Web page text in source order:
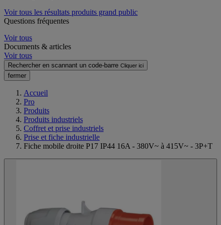
Voir tous les résultats produits grand public
Questions fréquentes
Voir tous
Documents & articles
Voir tous
Rechercher en scannant un code-barre Cliquer ici
fermer
Accueil
Pro
Produits
Produits industriels
Coffret et prise industriels
Prise et fiche industrielle
Fiche mobile droite P17 IP44 16A - 380V~ à 415V~ - 3P+T